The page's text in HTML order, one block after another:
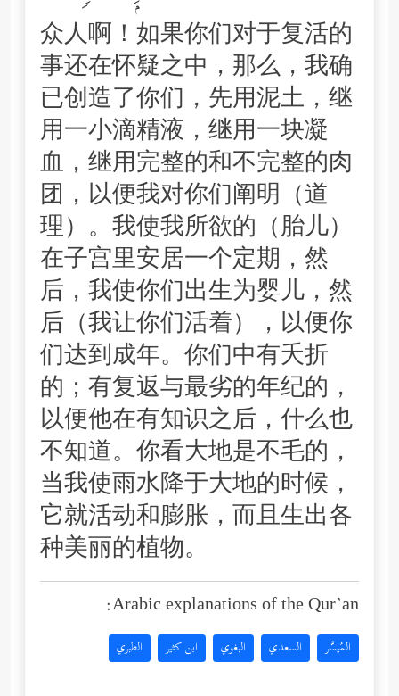
众人啊！如果你们对于复活的
事还在怀疑之中，那么，我确
已创造了你们，先用泥土，继
用一小滴精液，继用一块凝
血，继用完整的和不完整的肉
团，以便我对你们阐明（道
理）。我使我所欲的（胎儿）
在子宫里安居一个定期，然
后，我使你们出生为婴儿，然
后（我让你们活着），以便你
们达到成年。你们中有夭折
的；有复返与最劣的年纪的，
以便他在有知识之后，什么也
不知道。你看大地是不毛的，
当我使雨水降于大地的时候，
它就活动和膨胀，而且生出各
种美丽的植物。
Arabic explanations of the Qur’an:
المُيسَّر السعدي البغوي ابن كثير الطبري